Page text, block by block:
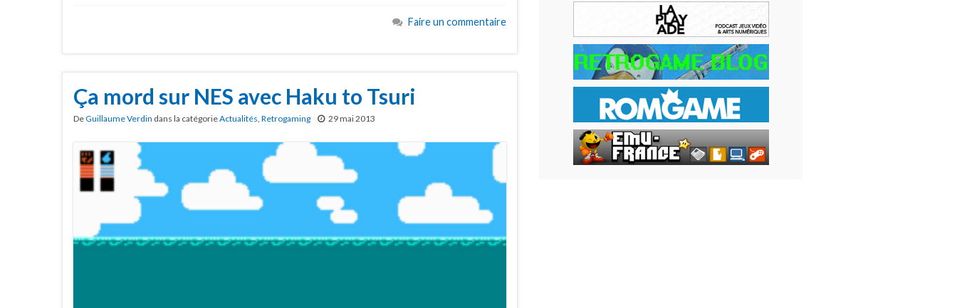
Faire un commentaire
Ça mord sur NES avec Haku to Tsuri
DeGuillaume Verdin dans la catégorieActualités, Retrogaming 29 mai 2013